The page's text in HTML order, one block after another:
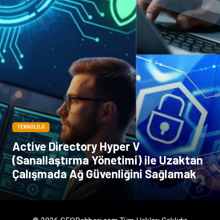
TEKNOLOJI
Active Directory Hyper V
(Sanallaştırma Yönetimi) ile Uzaktan
Çalışmada Ağ Güvenliğini Sağlamak